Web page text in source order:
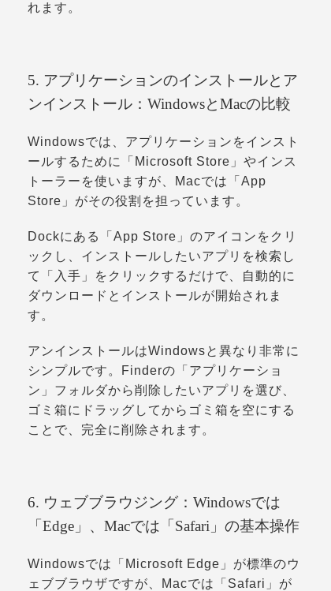
れます。
5. アプリケーションのインストールとア
ンインストール：WindowsとMacの比較
Windowsでは、アプリケーションをインスト
ールするために「 Microsoft Store 」やインス
トーラーを使いますが、Macでは「 App
Store 」がその役割を担っています。
Dockにある「 App Store 」のアイコンをクリ
ックし、インストールしたいアプリを検索し
て「 入手 」をクリックするだけで、自動的に
ダウンロードとインストールが開始されま
す。
アンインストールはWindowsと異なり非常に
シンプルです。Finderの「 アプリケーショ
ン 」フォルダから削除したいアプリを選び、
ゴミ箱にドラッグしてからゴミ箱を空にする
ことで、完全に削除されます。
6. ウェブブラウジング：Windowsでは
「Edge」、Macでは「Safari」の基本操作
Windowsでは「 Microsoft Edge 」が標準のウ
ェブブラウザですが、Macでは「 Safari 」が